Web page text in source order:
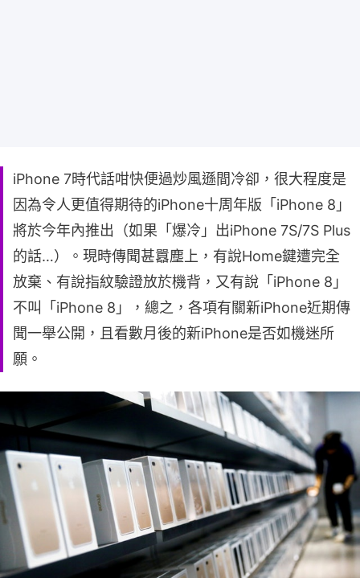
iPhone 7時代話咁快便過炒風遜間冷卻，很大程度是
因為令人更值得期待的iPhone十周年版「iPhone 8」
將於今年內推出（如果「爆冷」出iPhone 7S/7S Plus
的話…）。現時傳聞甚囂塵上，有說Home鍵遭完全
放棄、有說指紋驗證放於機背，又有說「iPhone 8」
不叫「iPhone 8」，總之，各項有關新iPhone近期傳
聞一舉公開，且看數月後的新iPhone是否如機迷所
願。